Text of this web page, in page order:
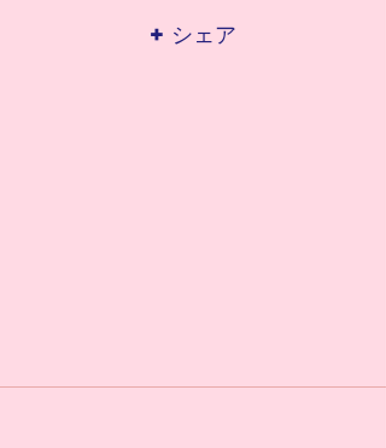
+ シェア